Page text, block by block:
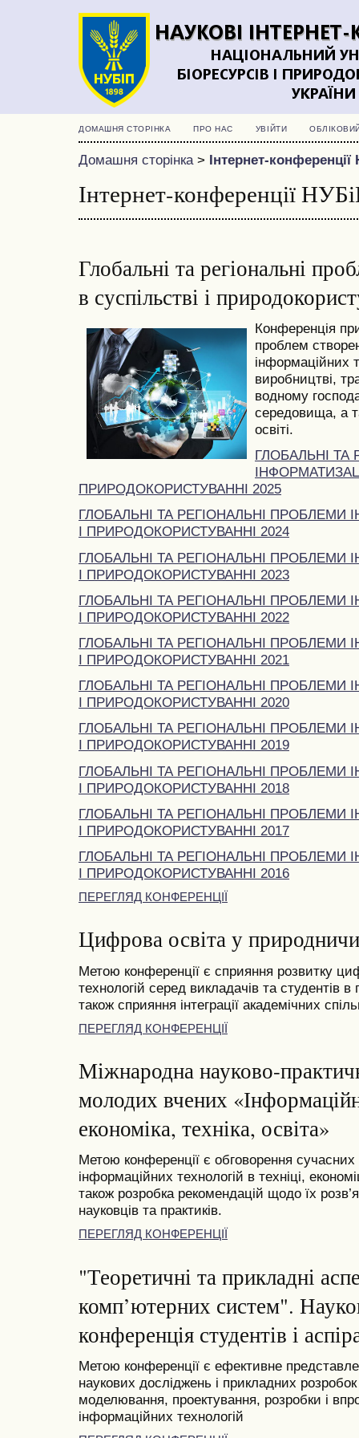
ДОМАШНЯ СТОРІНКА ПРО НАС УВІЙТИ
Домашня сторінка> Інтернет-
Інтернет-конференції
Глобальні та регіональні
в суспільстві і
Конференція
проблем
інформаційних
виробництві,
водному
середовища, а
освіті.
ГЛОБАЛЬНІ ТА
ПРИРОДОКОРИСТУВАННІ 2025
ГЛОБАЛЬНІ ТА РЕГІОНАЛЬНІ ПРОБЛЕМИ
І ПРИРОДОКОРИСТУВАННІ 2024
ГЛОБАЛЬНІ ТА РЕГІОНАЛЬНІ ПРОБЛЕМИ
І ПРИРОДОКОРИСТУВАННІ 2023
ГЛОБАЛЬНІ ТА РЕГІОНАЛЬНІ ПРОБЛЕМИ
І ПРИРОДОКОРИСТУВАННІ 2022
ГЛОБАЛЬНІ ТА РЕГІОНАЛЬНІ ПРОБЛЕМИ
І ПРИРОДОКОРИСТУВАННІ 2021
ГЛОБАЛЬНІ ТА РЕГІОНАЛЬНІ ПРОБЛЕМИ
І ПРИРОДОКОРИСТУВАННІ 2020
ГЛОБАЛЬНІ ТА РЕГІОНАЛЬНІ ПРОБЛЕМИ
І ПРИРОДОКОРИСТУВАННІ 2019
ГЛОБАЛЬНІ ТА РЕГІОНАЛЬНІ ПРОБЛЕМИ
І ПРИРОДОКОРИСТУВАННІ 2018
ГЛОБАЛЬНІ ТА РЕГІОНАЛЬНІ ПРОБЛЕМИ
І ПРИРОДОКОРИСТУВАННІ 2017
ГЛОБАЛЬНІ ТА РЕГІОНАЛЬНІ ПРОБЛЕМИ
І ПРИРОДОКОРИСТУВАННІ 2016
ПЕРЕГЛЯД КОНФЕРЕНЦІЇ
Цифрова освіта у
Метою конференції є сприяння розвитку
технологій серед викладачів та студентів
також сприяння інтеграції академічних
ПЕРЕГЛЯД КОНФЕРЕНЦІЇ
Міжнародна науково-
молодих вчених
економіка, техніка, освіта»
Метою конференції є обговорення
інформаційних технологій в техніці,
також розробка рекомендацій щодо їх
науковців та практиків.
ПЕРЕГЛЯД КОНФЕРЕНЦІЇ
"Теоретичні та прикладні
комп’ютерних систем".
конференція студентів і
Метою конференції є ефективне
наукових досліджень і прикладних розробок
моделювання, проектування, розробки і
інформаційних технологій